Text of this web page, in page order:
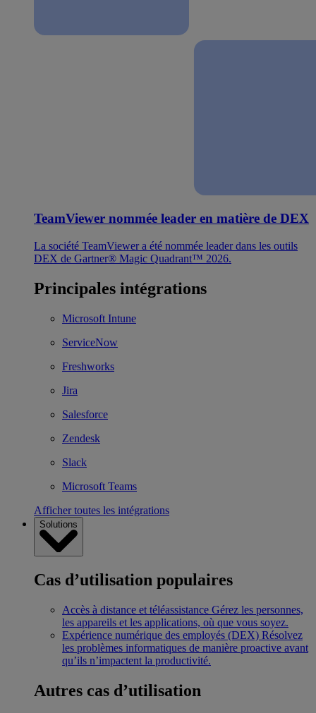
TeamViewer nommée leader en matière de DEX
La société TeamViewer a été nommée leader dans les outils
DEX de Gartner® Magic Quadrant™ 2026.
Principales intégrations
Microsoft Intune
ServiceNow
Freshworks
Jira
Salesforce
Zendesk
Slack
Microsoft Teams
Afficher toutes les intégrations
Solutions
Cas d’utilisation populaires
Accès à distance et téléassistance Gérez les personnes,
les appareils et les applications, où que vous soyez.
Expérience numérique des employés (DEX) Résolvez
les problèmes informatiques de manière proactive avant
qu’ils n’impactent la productivité.
Autres cas d’utilisation